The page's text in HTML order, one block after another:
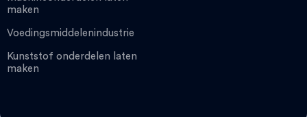
maken
Voedingsmiddelenindustrie
Kunststof onderdelen laten
maken